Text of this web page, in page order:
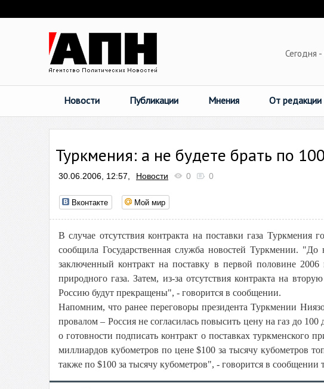
Сегодня
Новости Публикации Мнения От редакции
Туркмения: а не будете брать по
30.06.2006, 12:57, Новости 0 0
Вконтакте Мой мир
В случае отсутствия контракта на поставки газа
сообщила Государственная служба новостей Туркмении.
заключенный контракт на поставку в первой половине
природного газа. Затем, из-за отсутствия контракта на
Россию будут прекращены", - говорится в сообщении.
Напомним, что ранее переговоры президента Туркмении
провалом – Россия не согласилась повысить цену на газ до
о готовности подписать контракт о поставках туркменского
миллиардов кубометров по цене $100 за тысячу кубометров
также по $100 за тысячу кубометров", - говорится в сообщении